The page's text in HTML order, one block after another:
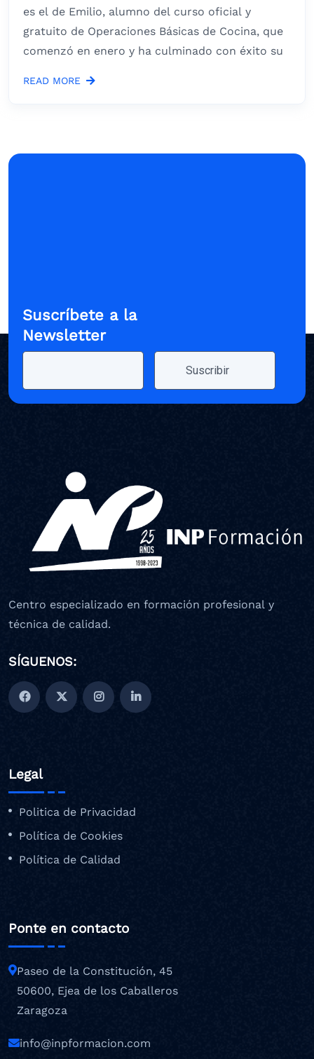
es el de Emilio, alumno del curso oficial y
gratuito de Operaciones Básicas de Cocina, que
comenzó en enero y ha culminado con éxito su
READ MORE
Suscríbete a la
Newsletter
Centro especializado en formación profesional y
técnica de calidad.
SÍGUENOS:
Legal
Politica de Privacidad
Política de Cookies
Política de Calidad
Ponte en contacto
Paseo de la Constitución, 45
50600, Ejea de los Caballeros
Zaragoza
info@inpformacion.com